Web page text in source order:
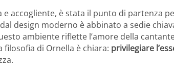
e accogliente, è stata il punto di partenza
design moderno è abbinato a sedie
ambiente riflette l’amore della
filosofia di Ornella è chiara: privilegiare